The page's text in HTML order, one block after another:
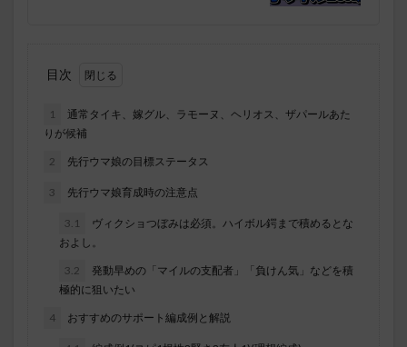
目次
1
通常タイキ、嫁グル、ラモーヌ、ヘリオス、ザパールあた
りが候補
2 先行ウマ娘の目標ステータス
3 先行ウマ娘育成時の注意点
3.1
ヴィクショつぼみは必須。ハイボル鍔まで積めるとな
およし。
3.2
発動早めの「マイルの支配者」「負けん気」などを積
極的に狙いたい
4 おすすめのサポート編成例と解説